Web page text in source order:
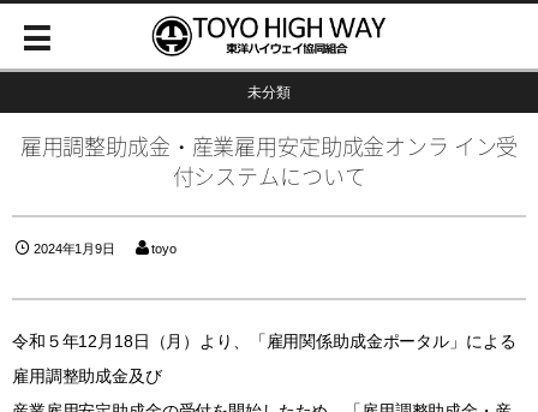
未分類
雇用調整助成金・産業雇用安定助成金オンラ イン受
付システムについて
2024年1月9日 toyo
令和５年12月18日（月）より、「雇用関係助成金ポータル」による
雇用調整助成金及び